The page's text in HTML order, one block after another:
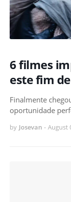
6 filmes
este fim
Finalmente
oportunidade
by Josevan - August